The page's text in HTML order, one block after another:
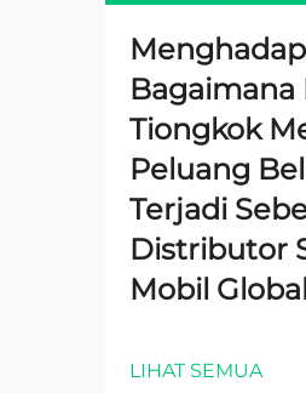
Bagaimana
Tiongkok
Peluang
Terjadi
Distributor
Mobil Global
LIHAT SEMUA